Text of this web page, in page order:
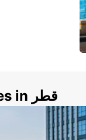
Our Blog articles in قطر